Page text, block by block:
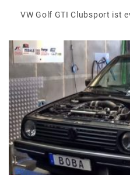
VW Golf GTI Clubsport ist